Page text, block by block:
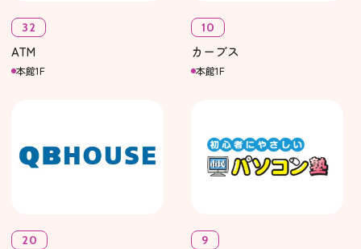
32
ATM
本館1F
10
カーブス
本館1F
20 9